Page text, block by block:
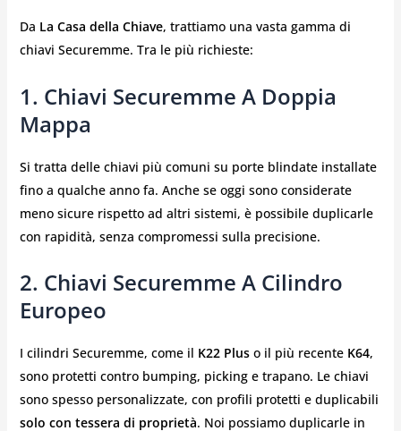
Da La Casa della Chiave, trattiamo una vasta gamma di
chiavi Securemme. Tra le più richieste:
1. Chiavi Securemme A Doppia
Mappa
Si tratta delle chiavi più comuni su porte blindate installate
fino a qualche anno fa. Anche se oggi sono considerate
meno sicure rispetto ad altri sistemi, è possibile duplicarle
con rapidità, senza compromessi sulla precisione.
2. Chiavi Securemme A Cilindro
Europeo
I cilindri Securemme, come il K22 Pluso il più recente K64,
sono protetti contro bumping, picking e trapano. Le chiavi
sono spesso personalizzate, con profili protetti e duplicabili
solo con tessera di proprietà. Noi possiamo duplicarle in